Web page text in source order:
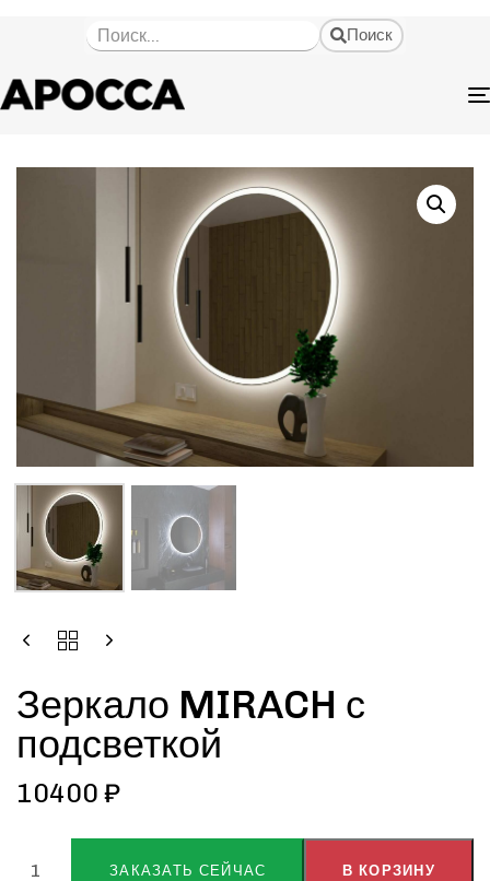
Поиск
Зеркало MIRACH с
подсветкой
10400 ₽
ЗАКАЗАТЬ СЕЙЧАС В КОРЗИНУ